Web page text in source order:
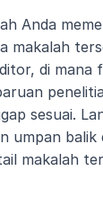
Anda
makalah
di mana
sesuai.
umpan balik
makalah